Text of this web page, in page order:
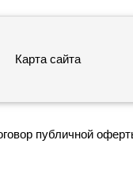
Карта сайта
публичной